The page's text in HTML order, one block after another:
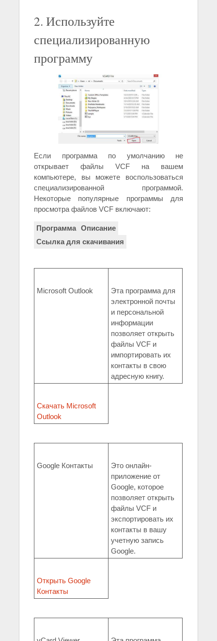
2. Используйте
специализированную
программу
Если программа по умолчанию не
открывает файлы VCF на вашем
компьютере, вы можете воспользоваться
специализированной программой.
Некоторые популярные программы для
просмотра файлов VCF включают:
Программа Описание
Ссылка для скачивания
Microsoft Outlook
Эта программа для
электронной почты
и персональной
информации
позволяет открыть
файлы VCF и
импортировать их
контакты в свою
адресную книгу.
Скачать Microsoft
Outlook
Google Контакты
Это онлайн-
приложение от
Google, которое
позволяет открыть
файлы VCF и
экспортировать их
контакты в вашу
учетную запись
Google.
Открыть Google
Контакты